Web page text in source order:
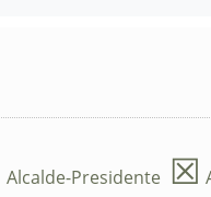
Alcalde-Presidente ☒